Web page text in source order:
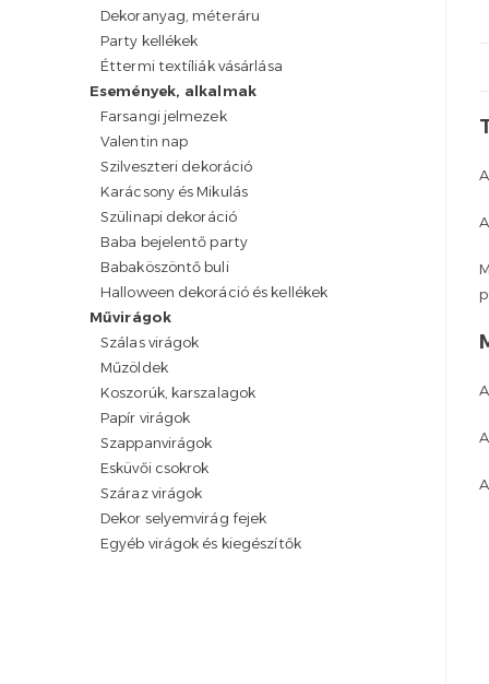
Dekoranyag, méteráru
Party kellékek
Éttermi textíliák vásárlása
Események, alkalmak
Farsangi jelmezek
Valentin nap
Szilveszteri dekoráció
Karácsony és Mikulás
Szülinapi dekoráció
Baba bejelentő party
Babaköszöntő buli
Halloween dekoráció és kellékek
Művirágok
Szálas virágok
Műzöldek
Koszorúk, karszalagok
Papír virágok
Szappanvirágok
Esküvői csokrok
Száraz virágok
Dekor selyemvirág fejek
Egyéb virágok és kiegészítők